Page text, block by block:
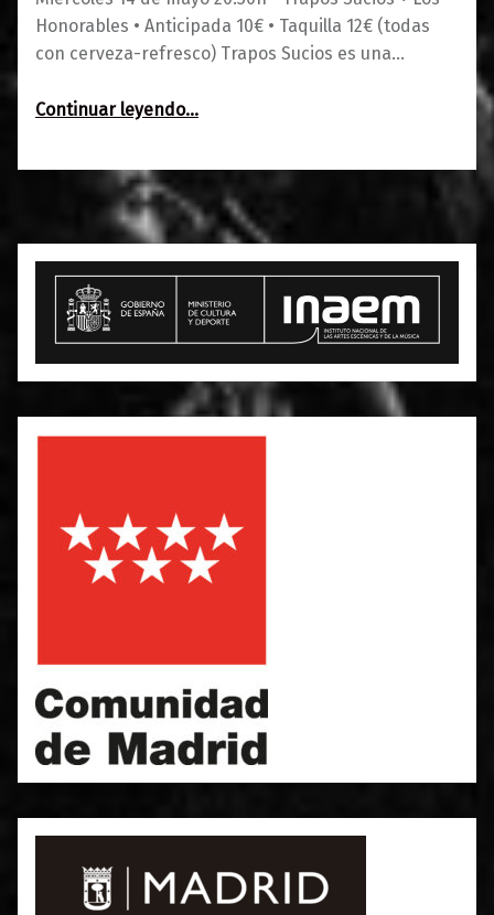
Honorables • Anticipada 10€ • Taquilla 12€ (todas
con cerveza-refresco) Trapos Sucios es una…
Continuar leyendo…